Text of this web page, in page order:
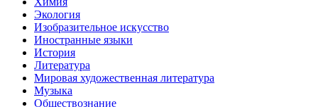
Экология
Изобразительное искусство
Иностранные языки
История
Литература
Мировая художественная литература
Музыка
Обществознание